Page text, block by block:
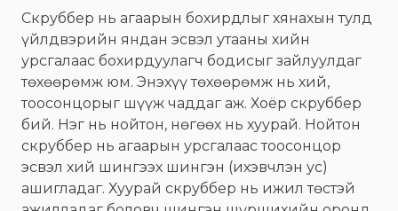
Скруббер нь агаарын бохирдлыг хянахын тулд
үйлдвэрийн яндан эсвэл утааны хийн
урсгалаас бохирдуулагч бодисыг зайлуулдаг
төхөөрөмж юм. Энэхүү төхөөрөмж нь хий,
тоосонцорыг шүүж чаддаг аж. Хоёр скруббер
бий. Нэг нь нойтон, нөгөөх нь хуурай. Нойтон
скруббер нь агаарын урсгалаас тоосонцор
эсвэл хий шингээх шингэн (ихэвчлэн ус)
ашигладаг. Хуурай скруббер нь ижил төстэй